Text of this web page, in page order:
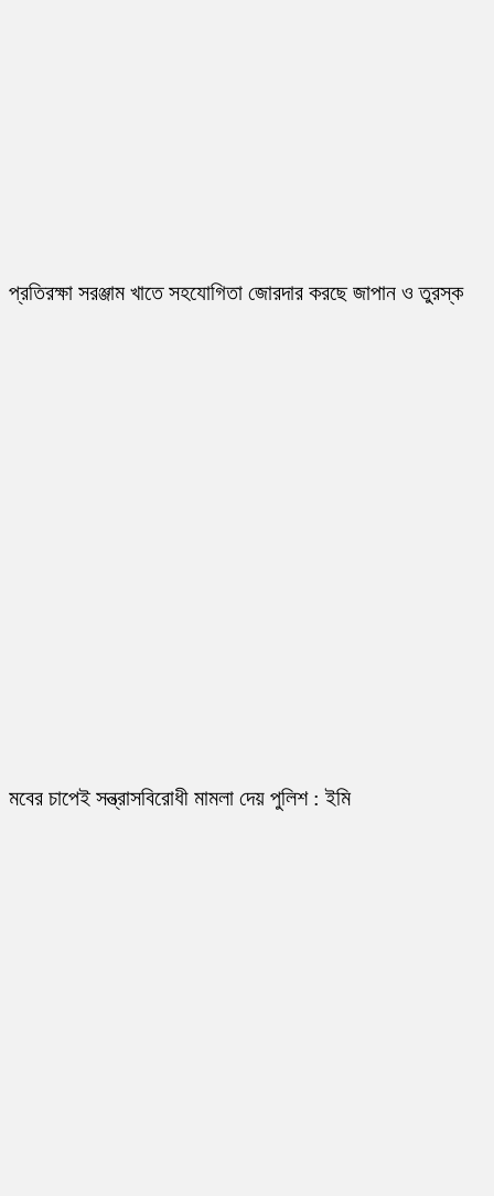
প্রতিরক্ষা সরঞ্জাম খাতে সহযোগিতা জোরদার করছে জাপান ও তুরস্ক
মবের চাপেই সন্ত্রাসবিরোধী মামলা দেয় পুলিশ : ইমি